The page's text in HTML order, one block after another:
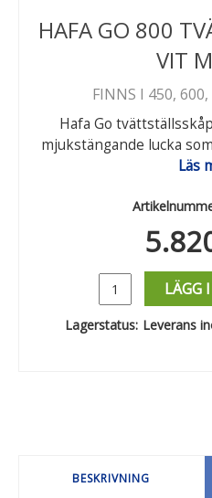
HAFA GO 800
VIT
FINNS I 450,
Hafa Go
mjukstängande lucka
Läs
LÄGG
Lagerstatus: Leverans
BESKRIVNING